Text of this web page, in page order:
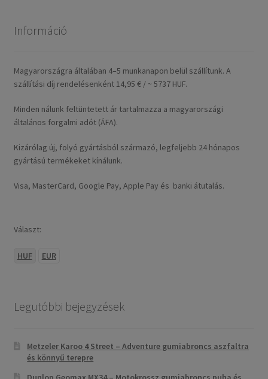
Információ
Magyarországra általában 4–5 munkanapon belül szállítunk. A
szállítási díj rendelésenként 14,95 € / ~ 5737 HUF.
Minden nálunk feltüntetett ár tartalmazza a magyarországi
általános forgalmi adót (ÁFA).
Kizárólag új, folyó gyártásból származó, legfeljebb 24 hónapos
gyártású termékeket kínálunk.
Visa, MasterCard, Google Pay, Apple Pay és banki átutalás.
Választ:
HUF EUR
Legutóbbi bejegyzések
Metzeler Karoo 4 Street – Adventure gumiabroncs aszfaltra
és könnyű terepre